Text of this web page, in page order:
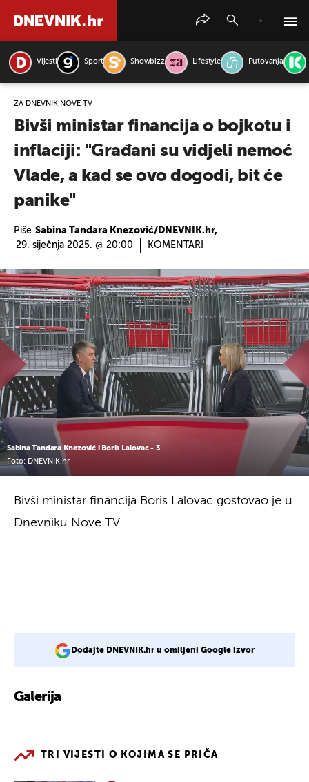
Vijesti Sport Showbizz Lifestyle Putovanja
ZA DNEVNIK NOVE TV
Bivši ministar financija o bojkotu i
inflaciji: "Građani su vidjeli nemoć
Vlade, a kad se ovo dogodi, bit će
panike"
Piše Sabina Tandara Knezović/DNEVNIK.hr,
29. siječnja 2025. @ 20:00
KOMENTARI
Sabina Tandara Knezović i Boris Lalovac - 3
Foto: DNEVNIK.hr
Bivši ministar financija Boris Lalovac gostovao je u
Dnevniku Nove TV.
Dodajte DNEVNIK.hr u omiljeni Google izvor
Galerija
TRI VIJESTI O KOJIMA SE PRIČA
PRETRAŽITE VIJESTI